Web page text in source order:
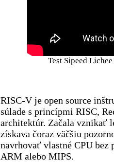
Test Sipeed
RISC-V je open source
súlade s princípmi RISC,
architektúr. Začala vznikať
získava čoraz väčšiu
navrhovať vlastné CPU bez
ARM alebo MIPS.